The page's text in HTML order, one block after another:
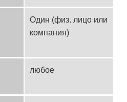
Один (физ. лицо или
компания)
любое